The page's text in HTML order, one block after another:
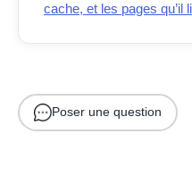
cache, et les pages qu’il
Poser une question